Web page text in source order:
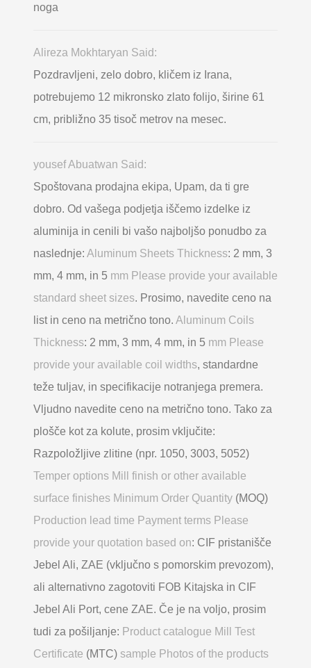
noga
Alireza Mokhtaryan Said:
Pozdravljeni, zelo dobro, kličem iz Irana,
potrebujemo 12 mikronsko zlato folijo, širine 61
cm, približno 35 tisoč metrov na mesec.
yousef Abuatwan Said:
Spoštovana prodajna ekipa, Upam, da ti gre
dobro. Od vašega podjetja iščemo izdelke iz
aluminija in cenili bi vašo najboljšo ponudbo za
naslednje: Aluminum Sheets Thickness: 2 mm, 3
mm, 4 mm, in 5 mm Please provide your available
standard sheet sizes. Prosimo, navedite ceno na
list in ceno na metrično tono. Aluminum Coils
Thickness: 2 mm, 3 mm, 4 mm, in 5 mm Please
provide your available coil widths, standardne
teže tuljav, in specifikacije notranjega premera.
Vljudno navedite ceno na metrično tono. Tako za
plošče kot za kolute, prosim vključite:
Razpoložljive zlitine (npr. 1050, 3003, 5052)
Temper options Mill finish or other available
surface finishes Minimum Order Quantity (MOQ)
Production lead time Payment terms Please
provide your quotation based on: CIF pristanišče
Jebel Ali, ZAE (vključno s pomorskim prevozom),
ali alternativno zagotoviti FOB Kitajska in CIF
Jebel Ali Port, cene ZAE. Če je na voljo, prosim
tudi za pošiljanje: Product catalogue Mill Test
Certificate (MTC) sample Photos of the products